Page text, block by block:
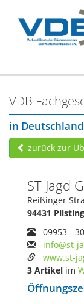
VDB
in Deutschland
zurück zur
ST Jagd
Reißinger
94431
09953 -
info@st-
www.st-
3 Artikel im